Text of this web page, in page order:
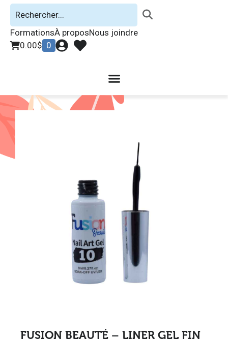
FormationsÀ proposNous joindre
0.00$ 0
FUSION BEAUTÉ – LINER GEL FIN